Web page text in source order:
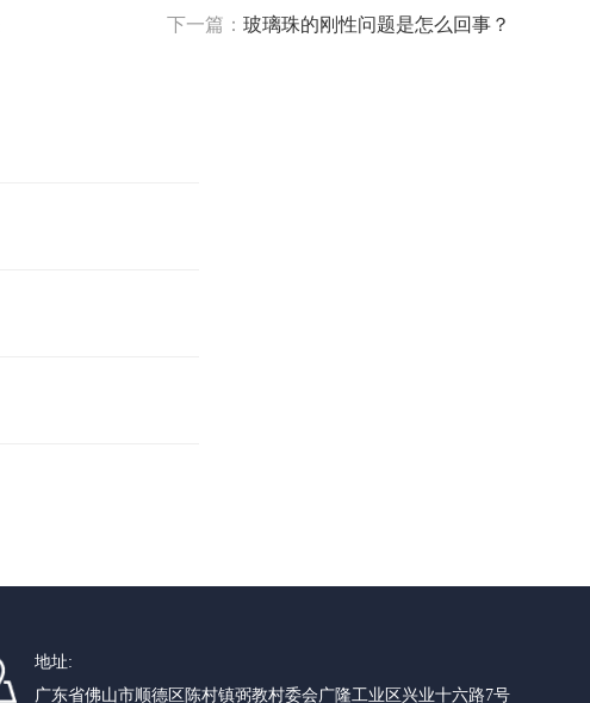
下一篇： 玻璃珠的刚性问题是怎么回事？
地址:
广东省佛山市顺德区陈村镇弼教村委会广隆工业区兴业十六路7号